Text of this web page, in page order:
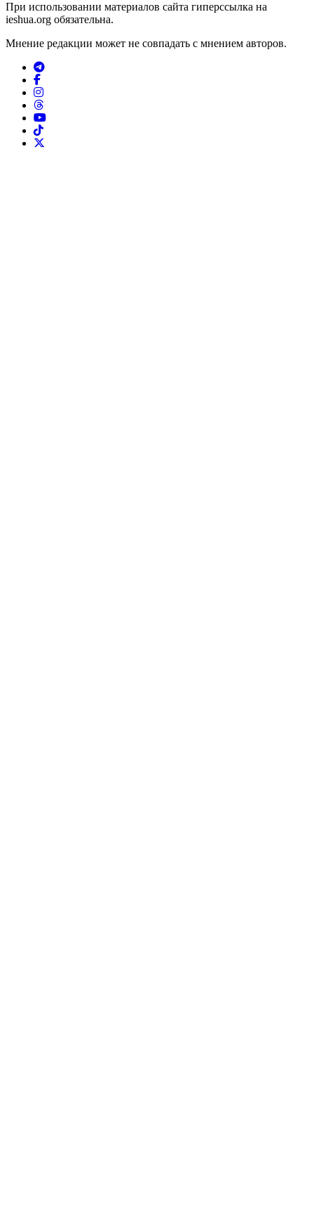
При использовании материалов сайта гиперссылка на
ieshua.org обязательна.
Мнение редакции может не совпадать с мнением авторов.